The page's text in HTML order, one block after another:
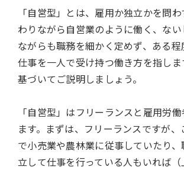
「自営型」とは、雇用か独立かを問
わりながら自営業のように働く、な
ながらも職務を細かく定めず、ある程
仕事を一人で受け持つ働き方を指しま
基づいてご説明しましょう。
「自営型」はフリーランスと雇用労
ます。まずは、フリーランスですが
で小売業や農林業に従事していたり
立して仕事を行っている人もいれば